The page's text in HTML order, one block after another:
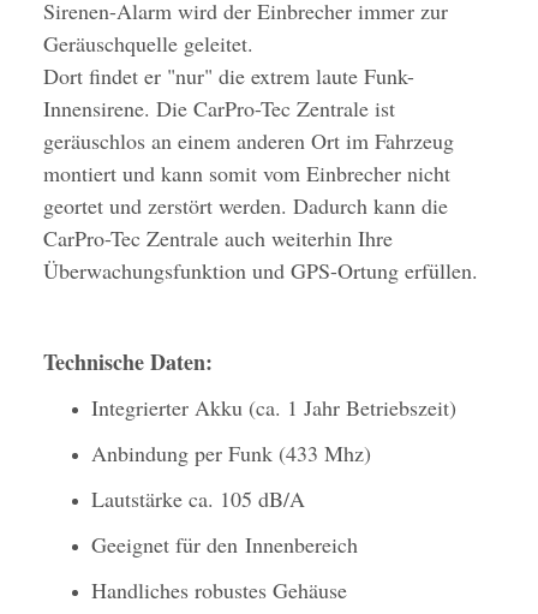
Sirenen-Alarm wird der Einbrecher immer zur
Geräuschquelle geleitet.
Dort findet er "nur" die extrem laute Funk-
Innensirene. Die CarPro-Tec Zentrale ist
geräuschlos an einem anderen Ort im Fahrzeug
montiert und kann somit vom Einbrecher nicht
geortet und zerstört werden. Dadurch kann die
CarPro-Tec Zentrale auch weiterhin Ihre
Überwachungsfunktion und GPS-Ortung erfüllen.
Technische Daten:
Integrierter Akku (ca. 1 Jahr Betriebszeit)
Anbindung per Funk (433 Mhz)
Lautstärke ca. 105 dB/A
Geeignet für den Innenbereich
Handliches robustes Gehäuse